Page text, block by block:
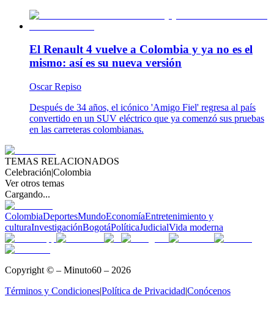
El Renault 4 vuelve a Colombia y ya no es el
mismo: así es su nueva versión
Oscar Repiso
Después de 34 años, el icónico 'Amigo Fiel' regresa al país
convertido en un SUV eléctrico que ya comenzó sus pruebas
en las carreteras colombianas.
TEMAS RELACIONADOS
Celebración|Colombia
Ver otros temas
Cargando...
ColombiaDeportesMundoEconomíaEntretenimiento y
culturaInvestigaciónBogotáPolíticaJudicialVida moderna
Copyright © – Minuto60 – 2026
Términos y Condiciones|Política de Privacidad|Conócenos